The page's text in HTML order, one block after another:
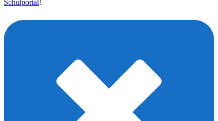
Schulportal!